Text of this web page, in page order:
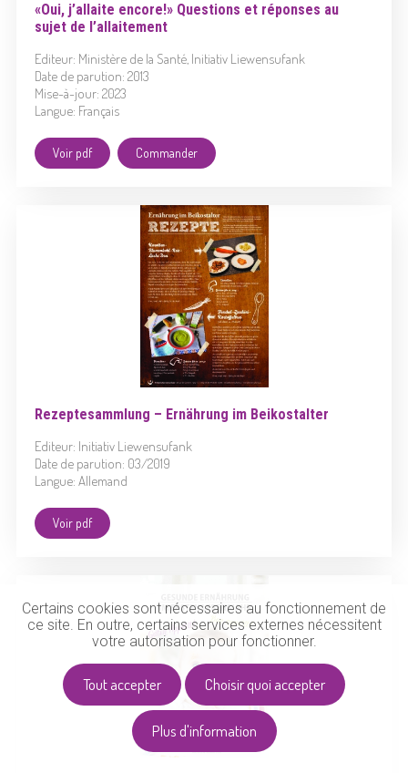
«Oui, j’allaite encore!» Questions et réponses au
sujet de l’allaitement
Editeur: Ministère de la Santé, Initiativ Liewensufank
Date de parution: 2013
Mise-à-jour: 2023
Langue: Français
Voir pdf Commander
Rezeptesammlung – Ernährung im Beikostalter
Editeur: Initiativ Liewensufank
Date de parution: 03/2019
Langue: Allemand
Voir pdf
Certains cookies sont nécessaires au fonctionnement de
ce site. En outre, certains services externes nécessitent
votre autorisation pour fonctionner.
Tout accepter Choisir quoi accepter
Plus d'information